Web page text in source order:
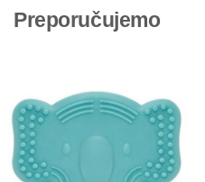
Preporučujemo